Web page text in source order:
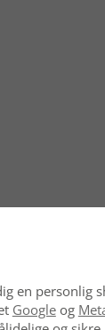
en personlig
Googleog